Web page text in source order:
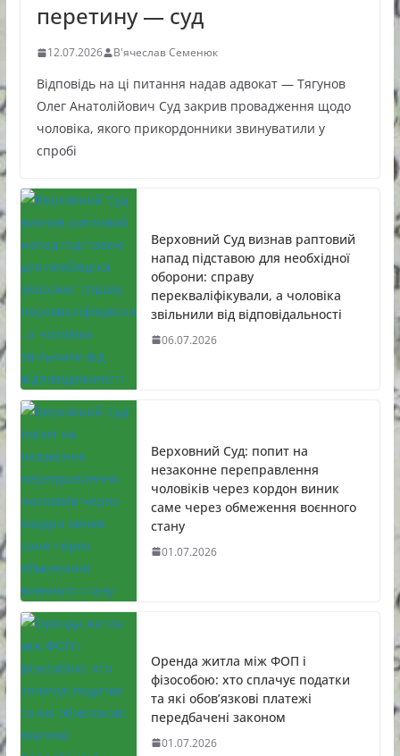
перетину — суд
12.07.2026 В'ячеслав Семенюк
Відповідь на ці питання надав адвокат — Тягунов
Олег Анатолійович Суд закрив провадження щодо
чоловіка, якого прикордонники звинуватили у
спробі
Верховний Суд визнав раптовий
напад підставою для необхідної
оборони: справу
перекваліфікували, а чоловіка
звільнили від відповідальності
06.07.2026
Верховний Суд: попит на
незаконне переправлення
чоловіків через кордон виник
саме через обмеження воєнного
стану
01.07.2026
Оренда житла між ФОП і
фізособою: хто сплачує податки
та які обов’язкові платежі
передбачені законом
01.07.2026